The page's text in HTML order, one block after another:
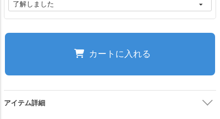
エクリュベスト
—
ブラウンジャケット
カートに入れる
アイテム詳細